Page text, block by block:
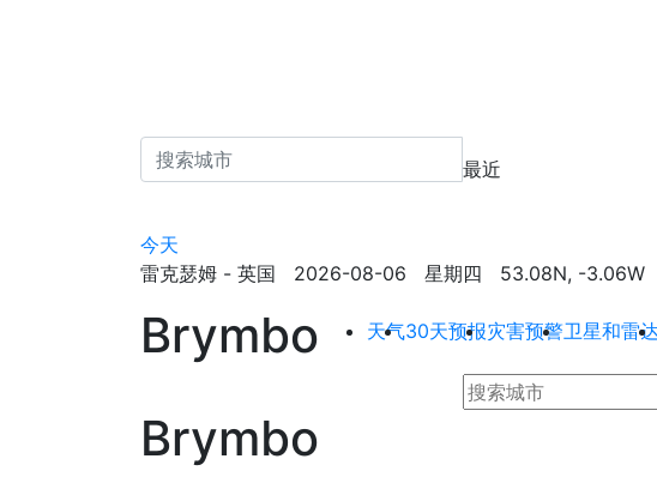
最近
今天
雷克瑟姆 - 英国 2026-08-06 星期四 53.08N, -3.06W
Brymbo 天气30天预报灾害预警卫星和雷达
Brymbo